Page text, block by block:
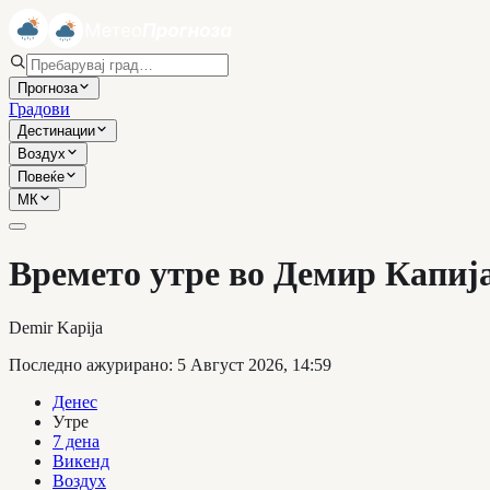
Прогноза
Градови
Дестинации
Воздух
Повеќе
МК
Времето утре во Демир
Demir Kapija
Последно ажурирано: 5 Август 2026, 14:59
Денес
Утре
7 дена
Викенд
Воздух